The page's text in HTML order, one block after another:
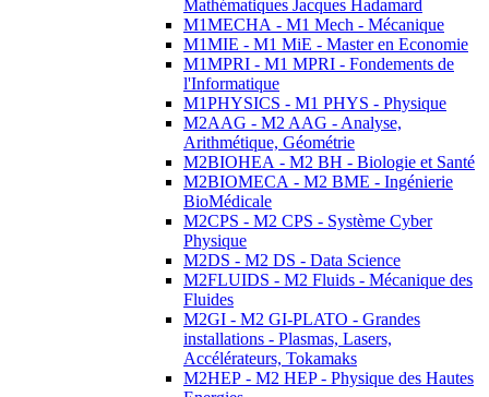
Mathématiques Jacques Hadamard
M1MECHA - M1 Mech - Mécanique
M1MIE - M1 MiE - Master en Economie
M1MPRI - M1 MPRI - Fondements de
l'Informatique
M1PHYSICS - M1 PHYS - Physique
M2AAG - M2 AAG - Analyse,
Arithmétique, Géométrie
M2BIOHEA - M2 BH - Biologie et Santé
M2BIOMECA - M2 BME - Ingénierie
BioMédicale
M2CPS - M2 CPS - Système Cyber
Physique
M2DS - M2 DS - Data Science
M2FLUIDS - M2 Fluids - Mécanique des
Fluides
M2GI - M2 GI-PLATO - Grandes
installations - Plasmas, Lasers,
Accélérateurs, Tokamaks
M2HEP - M2 HEP - Physique des Hautes